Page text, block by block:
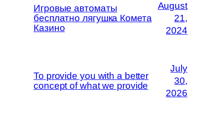
Игровые автоматы
бесплатно лягушка Комета
Казино
August
21,
2024
To provide you with a better
concept of what we provide
July
30,
2026